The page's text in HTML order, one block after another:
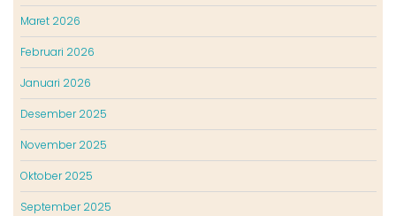
Maret 2026
Februari 2026
Januari 2026
Desember 2025
November 2025
Oktober 2025
September 2025